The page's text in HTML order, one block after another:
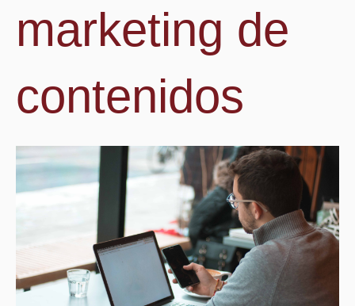
marketing de
contenidos